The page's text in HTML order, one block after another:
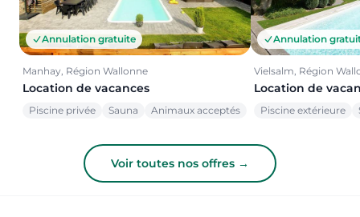
Annulation gratuite
Manhay, Région Wallonne
Location de vacances
Piscine privée Sauna Animaux acceptés
Annulation
Vielsalm, Région
Location de
Piscine extérieure
Voir toutes nos offres →